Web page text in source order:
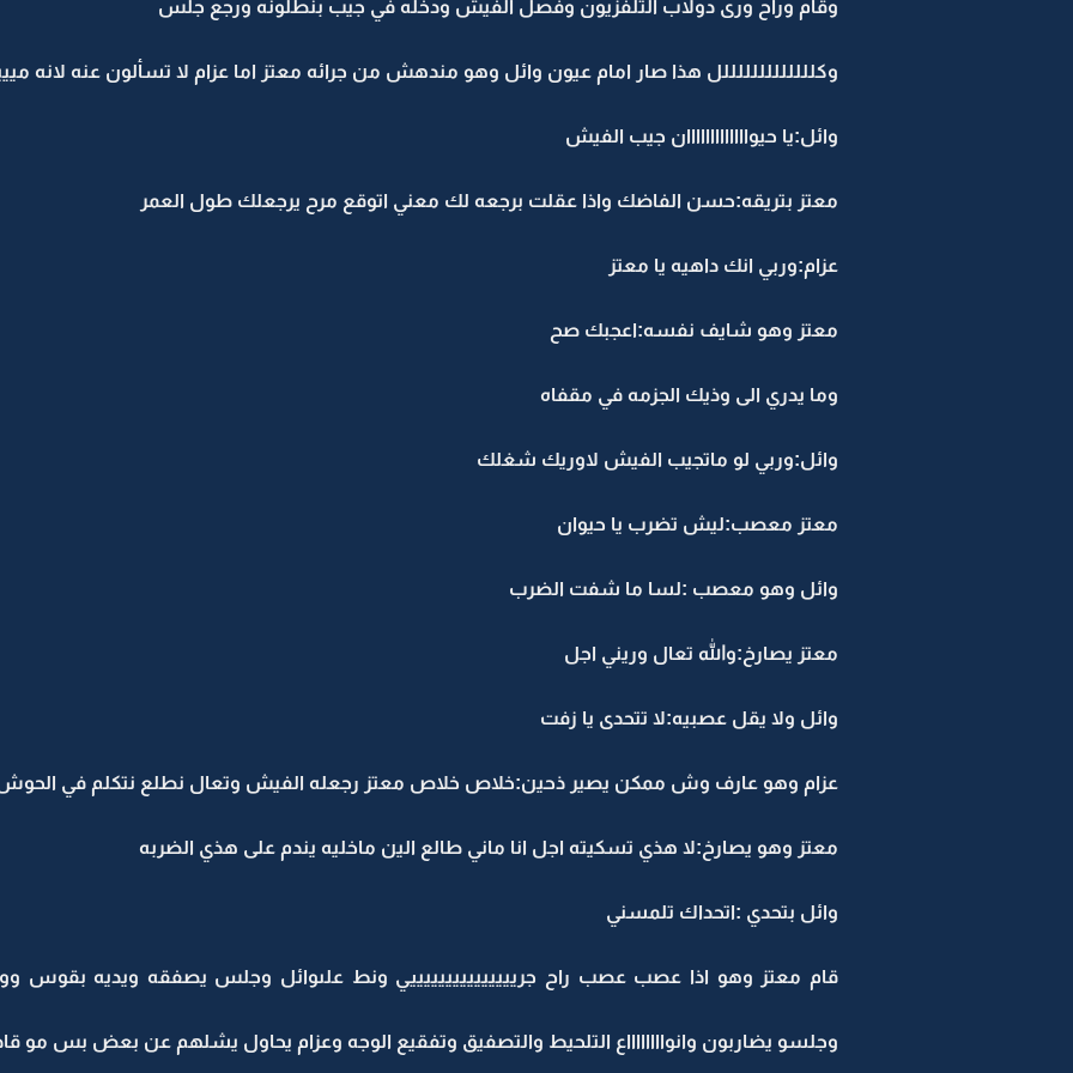
وقام وراح ورى دولاب التلفزيون وفصل الفيش ودخله في جيب بنطلونه ورجع جلس
وكلللللللللللللل هذا صار امام عيون وائل وهو مندهش من جرائه معتز اما عزام لا تسألون عنه لانه
وائل:يا حيوااااااااااااان جيب الفيش
معتز بتريقه:حسن الفاضك واذا عقلت برجعه لك معني اتوقع مرح يرجعلك طول العمر
عزام:وربي انك داهيه يا معتز
معتز وهو شايف نفسه:اعجبك صح
وما يدري الى وذيك الجزمه في مقفاه
وائل:وربي لو ماتجيب الفيش لاوريك شغلك
معتز معصب:ليش تضرب يا حيوان
وائل وهو معصب :لسا ما شفت الضرب
معتز يصارخ:والله تعال وريني اجل
وائل ولا يقل عصبيه:لا تتحدى يا زفت
عزام وهو عارف وش ممكن يصير ذحين:خلاص خلاص معتز رجعله الفيش وتعال نطلع نتكلم في
معتز وهو يصارخ:لا هذي تسكيته اجل انا ماني طالع الين ماخليه يندم على هذي الضربه
وائل بتحدي :اتحداك تلمسني
قام معتز وهو اذا عصب عصب راح جريييييييييييييييي ونط علىوائل وجلس يصفقه ويديه بقوس
وجلسو يضاربون وانوااااااااع التلحيط والتصفيق وتفقيع الوجه وعزام يحاول يشلهم عن بعض بس مو